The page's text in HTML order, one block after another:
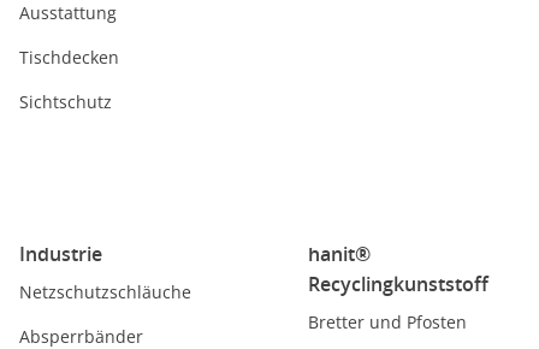
Ausstattung
Tischdecken
Sichtschutz
Industrie
Netzschutzschläuche
Absperrbänder
hanit®
Recyclingkunststoff
Bretter und Pfosten